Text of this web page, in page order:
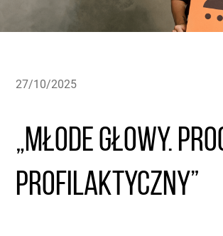
27/10/2025
„MŁODE GŁOWY.
profilaktyczny”